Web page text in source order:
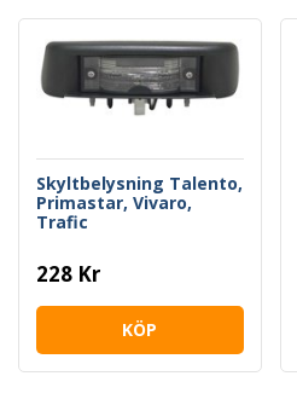
Skyltbelysning Talento,
Primastar, Vivaro,
Trafic
228 Kr
KÖP